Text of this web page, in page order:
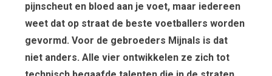
pijnscheut en bloed aan je voet, maar iedereen
weet dat op straat de beste voetballers worden
gevormd. Voor de gebroeders Mijnals is dat
niet anders. Alle vier ontwikkelen ze zich tot